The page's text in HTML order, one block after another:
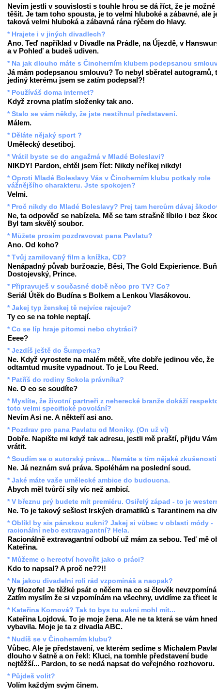
Nevím jestli v souvislosti s touhle hrou se dá říct, že je možné
těšit. Je tam toho spousta, je to velmi hluboké a zábavné, ale
taková velmi hluboká a zábavná rána rýčem do hlavy.
* Hrajete i v jiných divadlech?
Ano. Teď například v Divadle na Prádle, na Újezdě, v
a v Pohleď a budeš udiven.
* Na jak dlouho máte s Činoherním klubem podepsanou
Já mám podepsanou smlouvu? To nebyl sběratel autogramů,
jediný kterému jsem se zatím podepsal?!
* Používáš doma internet?
Když zrovna platím složenky tak ano.
* Stalo se vám někdy, že jste nestihnul představení.
Málem.
* Děláte nějaký sport ?
Umělecký desetiboj.
* Vrátil byste se do angažmá v Mladé Boleslavi?
NIKDY! Pardon, chtěl jsem říct: Nikdy neříkej nikdy!
* Oproti Mladé Boleslavy Vás v Činoherním klubu potkaly role
vážnějšího charakteru. Jste spokojen?
Velmi.
* Proč nikdy do Mladé Boleslavy? Prej tam hercům dávaj
Ne, ta odpověď se nabízela. Mě se tam strašně líbilo i bez
Byl tam skvělý soubor.
* Můžete prosím pozdravovat pana Pavlatu?
Ano. Od koho?
* Tvůj zamilovaný film a knížka, CD?
Nenápadný půvab buržoazie, Běsi, The Gold Expierience.
Dostojevský, Prince.
* Připravuješ v současné době něco pro TV? Co?
Seriál Útěk do Budína s Bolkem a Lenkou Vlasákovou.
* Jakej typ ženskej tě nejvíce rajcuje?
Ty co se na tohle neptají.
* Co se líp hraje pitomci nebo chytráci?
Eeee?
* Jezdíš ještě do Šumperka?
Ne. Když vyrostete na malém mětě, víte dobře jedinou věc, že
odtamtud musíte vypadnout. To je Lou Reed.
* Patříš do rodiny Sokola právníka?
Ne. O co se soudíte?
* Myslíte, že životní partneři z neherecké branže dokáží
toto velmi specifické povolání?
Nevím Asi ne. A někteří asi ano.
* Pozdrav pro pana Pavlatu od Moniky. (On už ví)
Dobře. Napište mi když tak adresu, jestli mě praští, přijdu
vrátit.
* Soudím se o autorský práva... Nemáte s tím nějaké
Ne. Já neznám svá práva. Spoléhám na poslední soud.
* Jaké máte vaše umělecké ambice do budoucna.
Abych měl tvůrčí síly víc než ambicí.
* V březnu prý budete mít premiéru. Osiřelý západ - to je
Ne. To je takový sešlost Irských dramatiků s Tarantinem na
* Oblíkl by sis pánskou sukni? Jakej si vůbec v oblasti módy -
racionální nebo extravagantní? Hela.
Racionálně extravagantní odbobí už mám za sebou. Teď mě
Kateřina.
* Můžeme o herectví hovořit jako o práci?
Kdo to napsal? A proč ne??!!
* Na jakou divadelní roli rád vzpomínáš a naopak?
Vy filozofe! Je těžké psát o něčem na co si člověk
Zatím myslím že si vzpomínám na všechny, uvidíme za třicet
* Kateřina Kornová? Tak to bys tu sukni mohl mít...
Kateřina Lojdová. To je moje žena. Ale ne ta která se vám hned
vybavila. Moje je ta z divadla ABC.
* Nudíš se v Činoherním klubu?
Vůbec. Ale je představení, ve kterém sedíme s Michalem
dlouho v šatně a on řekl: Kluci, na tomhle představení bude
nejtěžší... Pardon, to se nedá napsat do veřejného rozhovoru.
* Půjdeš volit?
Volím každým svým činem.